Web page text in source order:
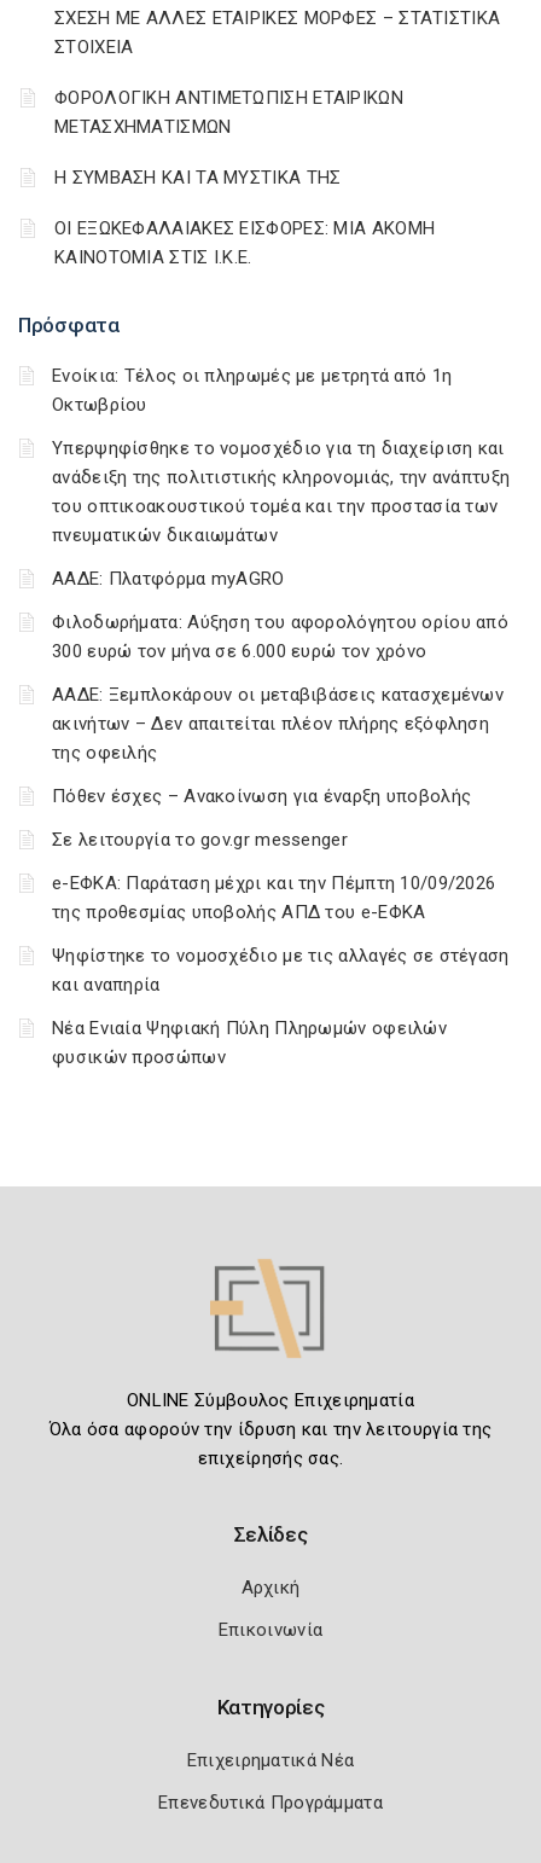
Πρόσφατα
Ενοίκια: Τέλος οι πληρωμές με μετρητά από 1η
Οκτωβρίου
Υπερψηφίσθηκε το νομοσχέδιο για τη διαχείριση και
ανάδειξη της πολιτιστικής κληρονομιάς, την ανάπτυξη
του οπτικοακουστικού τομέα και την προστασία των
πνευματικών δικαιωμάτων
ΑΑΔΕ: Πλατφόρμα myAGRO
Φιλοδωρήματα: Αύξηση του αφορολόγητου ορίου από
300 ευρώ τον μήνα σε 6.000 ευρώ τον χρόνο
ΑΑΔΕ: Ξεμπλοκάρουν οι μεταβιβάσεις κατασχεμένων
ακινήτων – Δεν απαιτείται πλέον πλήρης εξόφληση
της οφειλής
Πόθεν έσχες – Ανακοίνωση για έναρξη υποβολής
Σε λειτουργία το gov.gr messenger
e-ΕΦΚΑ: Παράταση μέχρι και την Πέμπτη 10/09/2026
της προθεσμίας υποβολής ΑΠΔ του e-ΕΦΚΑ
Ψηφίστηκε το νομοσχέδιο με τις αλλαγές σε στέγαση
και αναπηρία
Νέα Ενιαία Ψηφιακή Πύλη Πληρωμών οφειλών
φυσικών προσώπων
ΣΧΕΣΗ ΜΕ ΑΛΛΕΣ ΕΤΑΙΡΙΚΕΣ ΜΟΡΦΕΣ – ΣΤΑΤΙΣΤΙΚΑ
ΣΤΟΙΧΕΙΑ
ΦΟΡΟΛΟΓΙΚΗ ΑΝΤΙΜΕΤΩΠΙΣΗ ΕΤΑΙΡΙΚΩΝ
ΜΕΤΑΣΧΗΜΑΤΙΣΜΩΝ
Η ΣΥΜΒΑΣΗ ΚΑΙ ΤΑ ΜΥΣΤΙΚΑ ΤΗΣ
ΟΙ ΕΞΩΚΕΦΑΛΑΙΑΚΕΣ ΕΙΣΦΟΡΕΣ: ΜΙΑ ΑΚΟΜΗ
ΚΑΙΝΟΤΟΜΙΑ ΣΤΙΣ Ι.Κ.Ε.
ONLINE Σύμβουλος Επιχειρηματία
Όλα όσα αφορούν την ίδρυση και την λειτουργία της
επιχείρησής σας.
Σελίδες
Αρχική
Επικοινωνία
Κατηγορίες
Επιχειρηματικά Νέα
Επενεδυτικά Προγράμματα